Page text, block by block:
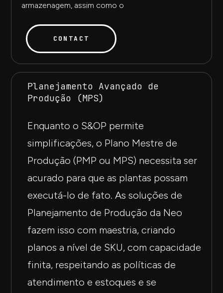
armazenagem, assim como o
CONTACT
Planejamento Avançado de
Produção (MPS)
Enquanto o S&OP permite
simplificações, o Plano Mestre de
Produção (PMP ou MPS) necessita ser
acurado para que as plantas possam
executá-lo de fato. As soluções de
Planejamento de Produção da Neo
fazem isso com maestria, criando
planos a nível de SKU, com capacidade
finita, respeitando as políticas de
atendimento e estoques e se